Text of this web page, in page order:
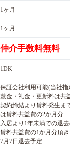
1ヶ月
1ヶ月
仲介手数料無料
1DK
保証会社利用可能(当社指
敷金・礼金・更新料は共
契約締結より賃料発生ま
は賃料共益費の2か月分
入居より1年未満での退
賃料共益費の1か月分頂き
7月7日退去予定